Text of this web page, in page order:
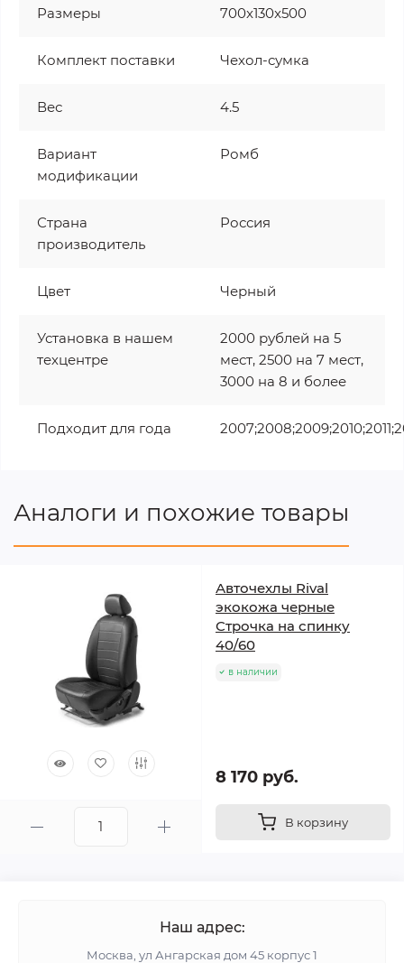
Размеры 700x130x500
Комплект поставки Чехол-сумка
Вес 4.5
Вариант
модификации
Ромб
Страна
производитель
Россия
Цвет Черный
Установка в нашем
техцентре
2000 рублей на 5
мест, 2500 на 7 мест,
3000 на 8 и более
Подходит для года
Аналоги и похожие товары
Авточехлы Rival
экокожа черные
Строчка на спинку
40/60
в наличии
8 170 руб.
В корзину
Наш адрес:
Москва, ул Ангарская дом 45 корпус 1